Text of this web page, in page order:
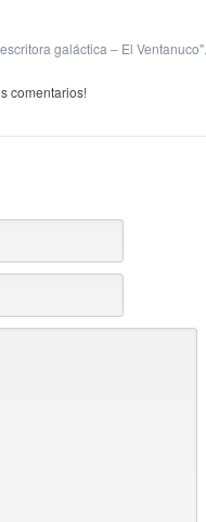
galáctica – El Ventanuco".
comentarios!